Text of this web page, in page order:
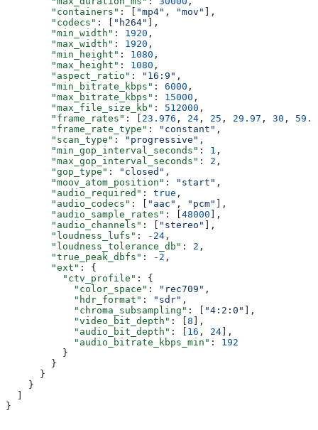
        "containers"
: [ "mp4" , "mov"
],
        "codecs"
: [ "h264"
],
        "min_width"
: 1920 ,
        "max_width"
: 1920 ,
        "min_height"
: 1080 ,
        "max_height"
: 1080 ,
        "aspect_ratio"
: "16:9" ,
        "min_bitrate_kbps"
: 6000 ,
        "max_bitrate_kbps"
: 15000 ,
        "max_file_size_kb"
: 512000 ,
        "frame_rates"
: [ 23.976 , 24 , 25 , 29.97 , 30 ,
        "frame_rate_type"
: "constant" ,
        "scan_type"
: "progressive" ,
        "min_gop_interval_seconds"
: 1 ,
        "max_gop_interval_seconds"
: 2 ,
        "gop_type"
: "closed" ,
        "moov_atom_position"
: "start" ,
        "audio_required"
: true ,
        "audio_codecs"
: [ "aac" , "pcm"
],
        "audio_sample_rates"
: [ 48000 ],
        "audio_channels"
: [ "stereo"
],
        "loudness_lufs"
: -24 ,
        "loudness_tolerance_db"
: 2 ,
        "true_peak_dbfs"
: -2 ,
        "ext"
: {
          "ctv_profile"
: {
            "color_space"
: "rec709" ,
            "hdr_format"
: "sdr" ,
            "chroma_subsampling"
: [ "4:2:0"
],
            "video_bit_depth"
: [ 8 ],
            "audio_bit_depth"
: [ 16 , 24 ],
            "audio_bitrate_kbps_min"
: 192
          }
        }
      }
    }
}